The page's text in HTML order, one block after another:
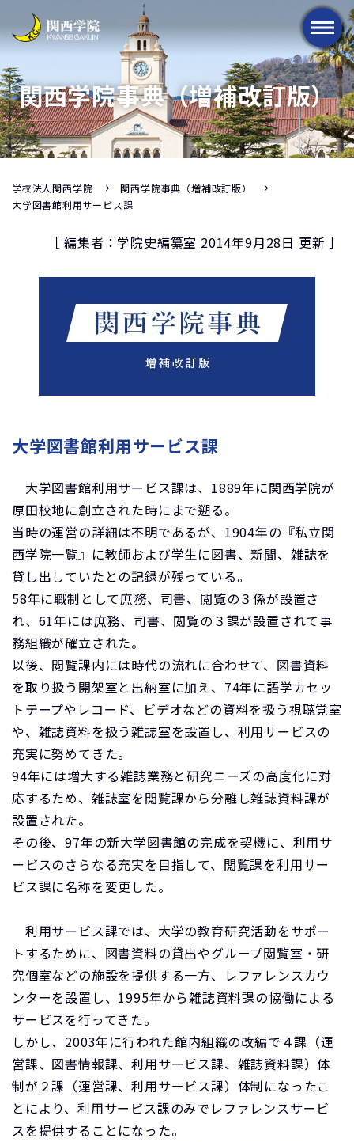
メニュー
関西学院事典（増補改訂版）
学校法人関西学院
関西学院事典（増補改訂版）
大学図書館利用サービス課
［ 編集者：学院史編纂室 2014年9月28日 更新 ］
大学図書館利用サービス課
大学図書館利用サービス課は、1889年に関西学院が
原田校地に創立された時にまで遡る。
当時の運営の詳細は不明であるが、1904年の『私立関
西学院一覧』に教師および学生に図書、新聞、雑誌を
貸し出していたとの記録が残っている。
58年に職制として庶務、司書、閲覧の３係が設置さ
れ、61年には庶務、司書、閲覧の３課が設置されて事
務組織が確立された。
以後、閲覧課内には時代の流れに合わせて、図書資料
を取り扱う開架室と出納室に加え、74年に語学カセッ
トテープやレコード、ビデオなどの資料を扱う視聴覚室
や、雑誌資料を扱う雑誌室を設置し、利用サービスの
充実に努めてきた。
94年には増大する雑誌業務と研究ニーズの高度化に対
応するため、雑誌室を閲覧課から分離し雑誌資料課が
設置された。
その後、97年の新大学図書館の完成を契機に、利用サ
ービスのさらなる充実を目指して、閲覧課を利用サー
ビス課に名称を変更した。
利用サービス課では、大学の教育研究活動をサポー
トするために、図書資料の貸出やグループ閲覧室・研
究個室などの施設を提供する一方、レファレンスカウ
ンターを設置し、1995年から雑誌資料課の協働による
サービスを行ってきた。
しかし、2003年に行われた館内組織の改編で４課（運
営課、図書情報課、利用サービス課、雑誌資料課）体
制が２課（運営課、利用サービス課）体制になったこ
とにより、利用サービス課のみでレファレンスサービ
スを提供することになった。